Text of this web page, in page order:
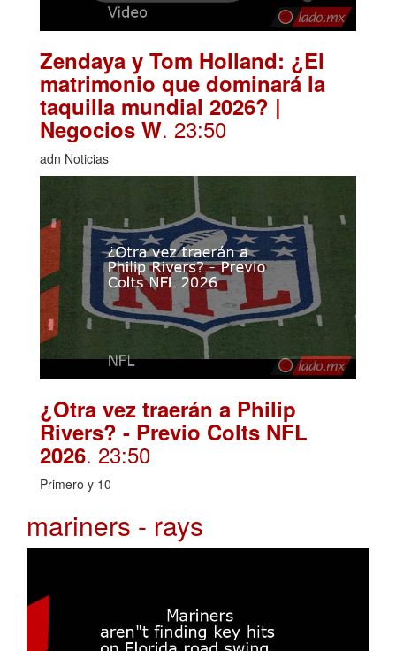
Zendaya y Tom Holland: ¿El
matrimonio que dominará la
taquilla mundial 2026? |
Negocios W. 23:50
adn Noticias
¿Otra vez traerán a Philip
Rivers? - Previo Colts NFL
2026. 23:50
Primero y 10
mariners - rays